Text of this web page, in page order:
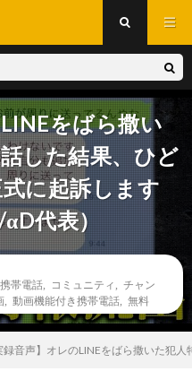
をばら撒い
した結果、ひど
に起訴します
代表）
帯電話 コミュニティ
チャン
動画機能付き携帯電話 無料
録音声】オレのLINEをばら撒いた犯